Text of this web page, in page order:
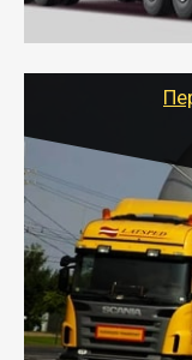
- Тайгер
Цена
- Перевозка
перевозку